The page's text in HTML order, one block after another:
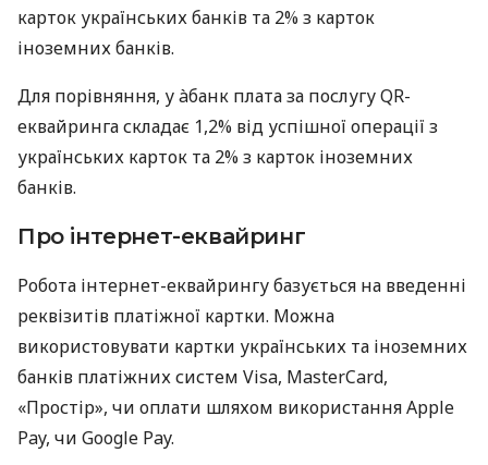
карток українських банків та 2% з карток
іноземних банків.
Для порівняння, у àбанк плата за послугу QR-
еквайринга складає 1,2% від успішної операції з
українських карток та 2% з карток іноземних
банків.
Про інтернет-еквайринг
Робота інтернет-еквайрингу базується на введенні
реквізитів платіжної картки. Можна
використовувати картки українських та іноземних
банків платіжних систем Visa, MasterCard,
«Простір», чи оплати шляхом використання Apple
Pay, чи Google Pay.